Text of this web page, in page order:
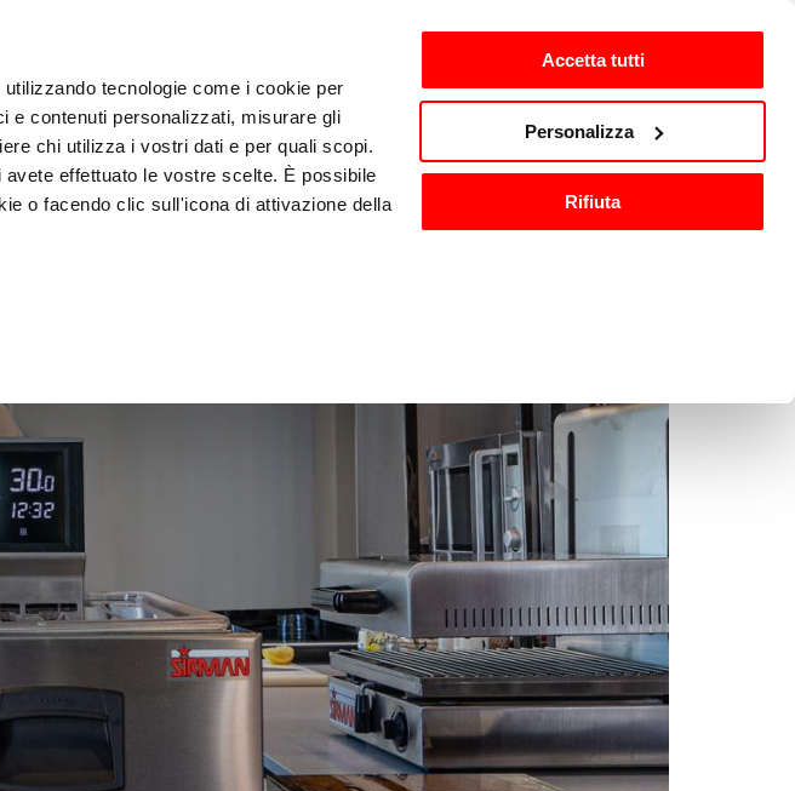
tecnologie come i cookie per
e contenuti personalizzati, misurare gli
chi utilizza i vostri dati e per quali scopi.
effettuato le vostre scelte. È possibile
o facendo clic sull'icona di attivazione della
specifiche (impronte digitali).
contenuti ed annunci, per fornire
sul modo in cui l’utente utilizza il nostro
potrebbero combinarle con altre
Accetta tutti
Personalizza
Rifiuta
Klanten nl-NL
Vacumeren en
verpakken
Wassen en
sanitisatie
Keukenaccessoires